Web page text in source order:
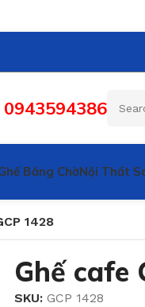
0943594386
Băng ChờNội Thất
1428
Ghế cafe
SKU: GCP 1428